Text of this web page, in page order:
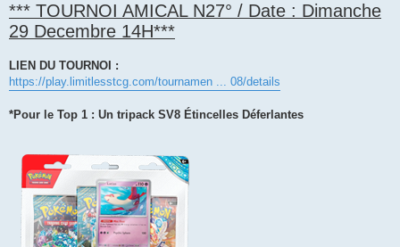
*** TOURNOI AMICAL N27° / Date : Dimanche
29 Decembre 14H***
LIEN DU TOURNOI :
https://play.limitlesstcg.com/tournamen ... 08/details
*Pour le Top 1 : Un tripack SV8 Étincelles Déferlantes